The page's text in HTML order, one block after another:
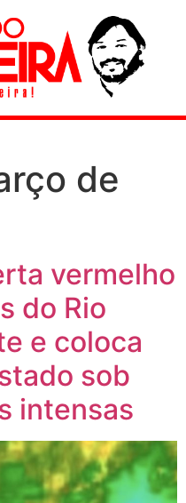
de
vermelho
do Rio
e coloca
sob
intensas